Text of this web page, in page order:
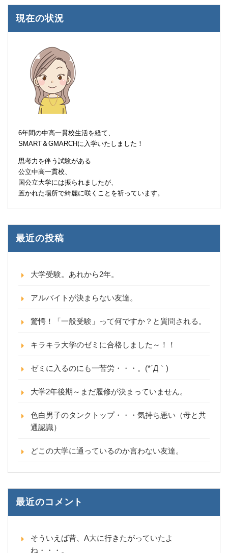
現在の状況
6年間の中高一貫校生活を経て、
SMART＆GMARCHに入学いたしました！
思考力を伴う試験がある
公立中高一貫校、
国公立大学には振られましたが、
置かれた場所で綺麗に咲くことを祈っています。
最近の投稿
大学受験。あれから2年。
アルバイトが決まらない友達。
驚愕！「一般受験」って何ですか？と質問される。
キラキラ大学のゼミに合格しました～！！
ゼミに入るのにも一苦労・・・。(*´Д｀)
大学2年後期～まだ履修が決まっていません。
色白男子のタンクトップ・・・気持ち悪い（母と共
通認識）
どこの大学に通っているのか言わない友達。
最近のコメント
そういえば昔、A大に行きたがっていたよ
ね・・・。